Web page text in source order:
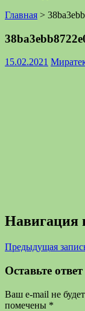
Главная >
15.02.2021
Навигация
Предыдущая
Оставьте ответ
Ваш e-mail не
помечены *